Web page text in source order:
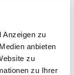
Anzeigen zu
anbieten
zu
zu Ihrer
vorbei!